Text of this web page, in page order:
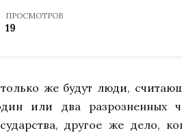
ПРОСМОТРОВ
19
же будут люди,
или два разрозненных
другое же дело,